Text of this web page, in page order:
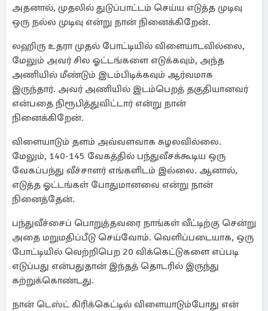
அதனால், முதலில் துடுப்பாட்டம் செய்ய எடுத்த முடிவு
ஒரு நல்ல முடிவு என்று நான் நினைக்கிறேன்.
லஹிரு உதரா முதல் போட்டியில் விளையாடவில்லை,
மேலும் அவர் சில ஓட்டங்களை எடுக்கவும், அந்த
அணியில் மீண்டும் இடம்பிடிக்கவும் ஆர்வமாக
இருந்தார். அவர் அணியில் இடம்பெறத் தகுதியானவர்
என்பதை நிரூபித்துவிட்டார் என்று நான்
நினைக்கிறேன்.
விளையாடும் தளம் அவ்வளவாக சுழலவில்லை.
மேலும், 140-145 வேகத்தில் பந்துவீசக்கூடிய ஒரு
வேகப்பந்து வீச்சாளர் எங்களிடம் இல்லை. ஆனால்,
எடுத்த ஓட்டங்கள் போதுமானவை என்று நான்
நினைத்தேன்.
பந்துவீச்சைப் பொறுத்தவரை நாங்கள் வீட்டிற்கு சென்று
அதை மறுமதிப்பீடு செய்வோம். வெளிப்படையாக, ஒரு
போட்டியில் வெற்றிபெற 20 விக்கெட்டுகளை எப்படி
எடுப்பது என்பதுதான் இந்தத் தொடரில் இருந்து
கற்றுக்கொண்டது.
நான் டெஸ்ட் கிரிக்கெட்டில் விளையாடும்போது என்